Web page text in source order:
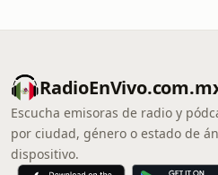
Escucha emisoras de radio y
por ciudad, género o estado de
dispositivo.